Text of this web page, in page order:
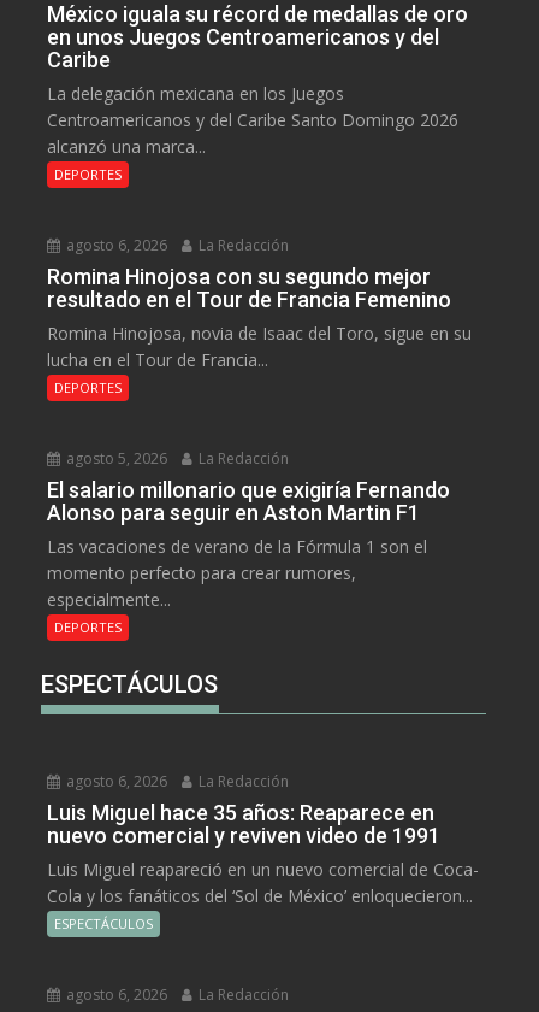
México iguala su récord de medallas de oro
en unos Juegos Centroamericanos y del
Caribe
La delegación mexicana en los Juegos
Centroamericanos y del Caribe Santo Domingo 2026
alcanzó una marca...
DEPORTES
agosto 6, 2026 La Redacción
Romina Hinojosa con su segundo mejor
resultado en el Tour de Francia Femenino
Romina Hinojosa, novia de Isaac del Toro, sigue en su
lucha en el Tour de Francia...
DEPORTES
agosto 5, 2026 La Redacción
El salario millonario que exigiría Fernando
Alonso para seguir en Aston Martin F1
Las vacaciones de verano de la Fórmula 1 son el
momento perfecto para crear rumores,
especialmente...
DEPORTES
ESPECTÁCULOS
agosto 6, 2026 La Redacción
Luis Miguel hace 35 años: Reaparece en
nuevo comercial y reviven video de 1991
Luis Miguel reapareció en un nuevo comercial de Coca-
Cola y los fanáticos del ‘Sol de México’ enloquecieron...
ESPECTÁCULOS
agosto 6, 2026 La Redacción